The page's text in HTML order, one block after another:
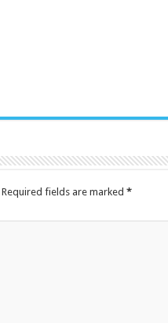
Required fields are marked *